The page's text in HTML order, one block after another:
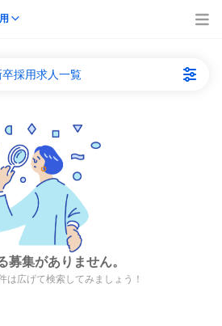
採用求人一覧
募集がありません。
は広げて検索してみましょう！